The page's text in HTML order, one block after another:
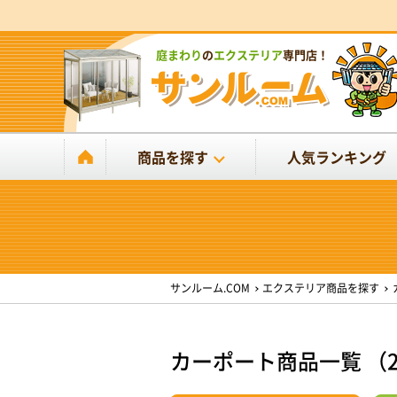
庭まわりのエクステリア専門店！
商品を探す 人気ランキング
サンルーム.COM エクステリア商品を探す
カーポート商品一覧